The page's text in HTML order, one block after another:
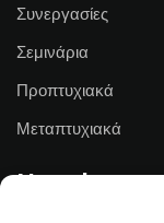
Συνεργασίες
Σεμινάρια
Προπτυχιακά
Μεταπτυχιακά